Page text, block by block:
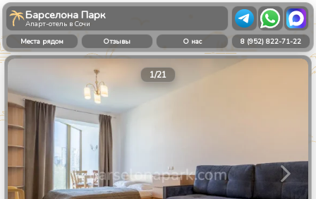
Барселона Парк
Апарт-отель в Сочи
Места рядом
Отзывы О нас 8 (952) 822-71-22
1/21